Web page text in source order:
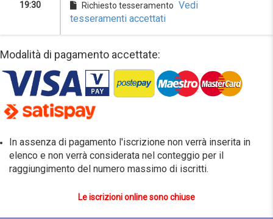
19:30
Richiesto tesseramento Vedi
tesseramenti accettati
Modalità di pagamento accettate:
In assenza di pagamento l'iscrizione non verrà inserita in
elenco e non verrà considerata nel conteggio per il
raggiungimento del numero massimo di iscritti.
Le iscrizioni online sono chiuse